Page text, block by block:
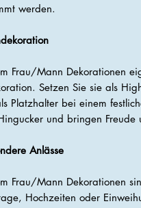
werden.
Frau/Mann Dekorationen
Setzen Sie sie als
Platzhalter bei einem
und bringen Freude
Anlässe
Frau/Mann Dekorationen
Hochzeiten oder